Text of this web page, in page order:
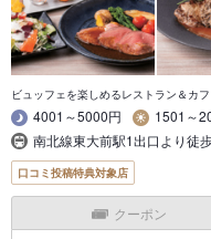
ビュッフェを楽しめるレストラン＆カ
4001～5000円
1501～
南北線東大前駅1出口より徒
口コミ投稿特典対象店
クーポン